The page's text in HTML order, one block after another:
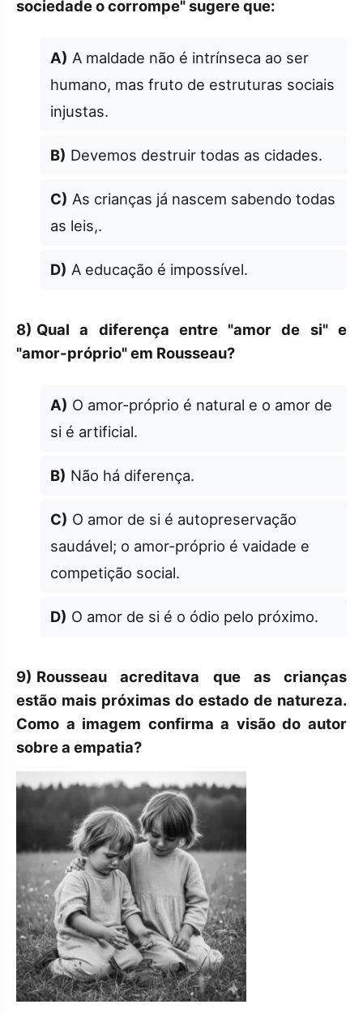
sociedade o corrompe" sugere que:
A) A maldade não é intrínseca ao ser
humano, mas fruto de estruturas sociais
injustas.
B) Devemos destruir todas as cidades.
C) As crianças já nascem sabendo todas
as leis,.
D) A educação é impossível.
8) Qual a diferença entre "amor de si" e
"amor-próprio" em Rousseau?
A) O amor-próprio é natural e o amor de
si é artificial.
B) Não há diferença.
C) O amor de si é autopreservação
saudável; o amor-próprio é vaidade e
competição social.
D) O amor de si é o ódio pelo próximo.
9) Rousseau acreditava que as crianças
estão mais próximas do estado de natureza.
Como a imagem confirma a visão do autor
sobre a empatia?